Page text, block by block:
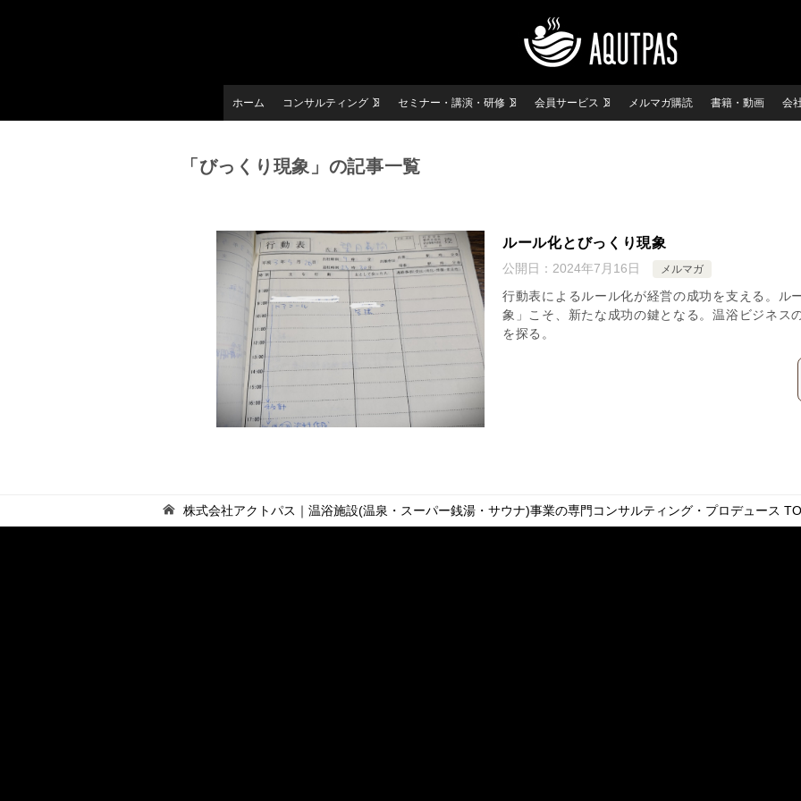
ホーム コンサルティング セミナー・講演・研修 会員サービス メルマガ購読 書籍・動画 会
「びっくり現象」の記事一覧
ルール化とびっくり現象
公開日： 2024年7月16日 メルマガ
行動表によるルール化が経営の成功を支える。ル
象」こそ、新たな成功の鍵となる。温浴ビジネス
を探る。
株式会社アクトパス｜温浴施設(温泉・スーパー銭湯・サウナ)事業の専門コンサルティング・プロデュース